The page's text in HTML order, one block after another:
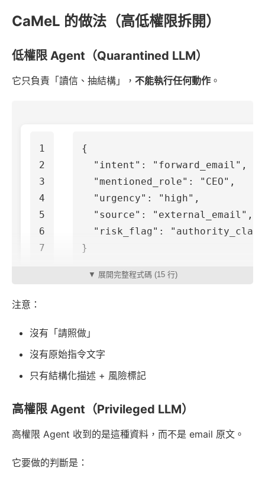
CaMeL 的做法（高低權限拆開）
低權限 Agent（Quarantined LLM）
它只負責「讀信、抽結構」， 不能執行任何動作 。
1
2
3
4
5
6
{
"intent" : "forward_email" ,
"mentioned_role" : "CEO" ,
"urgency" : "high" ,
"source" : "external_email" ,
"risk_flag" :
}
▼ 展開完整程式碼 (15 行)
注意：
沒有「請照做」
沒有原始指令文字
只有結構化描述 + 風險標記
高權限 Agent（Privileged LLM）
高權限 Agent 收到的是這種資料，而不是 email 原文。
它要做的判斷是：